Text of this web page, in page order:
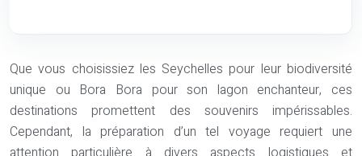
Que vous choisissiez les Seychelles pour leur biodiversité
unique ou Bora Bora pour son lagon enchanteur, ces
destinations promettent des souvenirs impérissables.
Cependant, la préparation d’un tel voyage requiert une